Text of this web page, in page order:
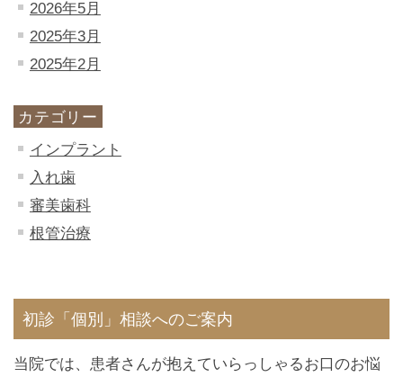
2026年5月
2025年3月
2025年2月
カテゴリー
インプラント
入れ歯
審美歯科
根管治療
初診「個別」相談へのご案内
当院では、患者さんが抱えていらっしゃるお口のお悩